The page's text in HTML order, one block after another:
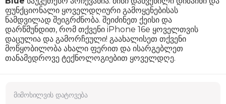
ფუნქციონალი ყოველდღიური გამოყენებისას
ნამდვილად შეიგრძნობა. შეიძინეთ ქეისი და
დარწმუნდით, რომ თქვენი iPhone 16e ყოველთვის
დაცულია და გამორჩეული! გაახალისეთ თქვენი
მოწყობილობა ახალი ფერით და ისარგებლეთ
თანამედროვე ტექნოლოგიებით ყოველდღე.